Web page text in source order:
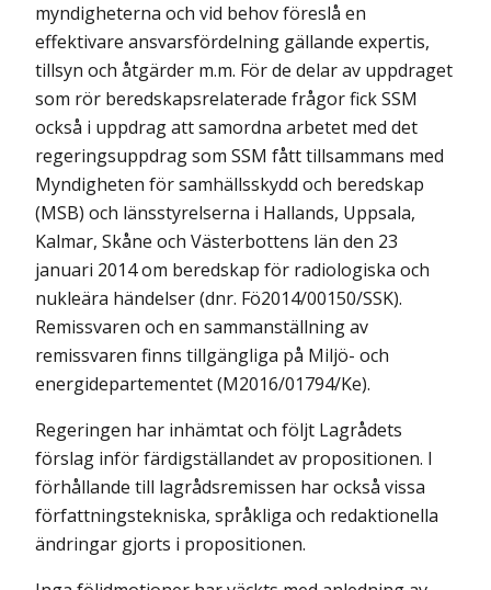
myndigheterna och vid behov föreslå en
effektivare ansvarsfördelning gällande expertis,
tillsyn och åtgärder m.m. För de delar av uppdraget
som rör beredskapsrelaterade frågor fick SSM
också i uppdrag att samordna arbetet med det
regeringsuppdrag som SSM fått tillsammans med
Myndigheten för samhällsskydd och beredskap
(MSB) och länsstyrelserna i Hallands, Uppsala,
Kalmar, Skåne och Västerbottens län den 23
januari 2014 om beredskap för radiologiska och
nukleära händelser (dnr. Fö2014/00150/SSK).
Remissvaren och en sammanställning av
remissvaren finns tillgängliga på Miljö- och
energidepartementet (M2016/01794/Ke).
Regeringen har inhämtat och följt Lagrådets
förslag inför färdigställandet av propositionen. I
förhållande till lagrådsremissen har också vissa
författningstekniska, språkliga och redaktionella
ändringar gjorts i propositionen.